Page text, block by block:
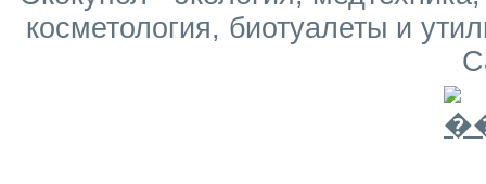
косметология, биотуалеты и